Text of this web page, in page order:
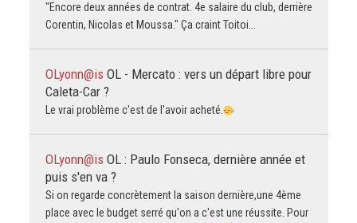
"Encore deux années de contrat. 4e salaire du club, derrière
Corentin, Nicolas et Moussa." Ça craint Toitoi...
OLyonn@is OL - Mercato : vers un départ libre pour
Caleta-Car ?
Le vrai problème c'est de l'avoir acheté.
OLyonn@is OL : Paulo Fonseca, dernière année et
puis s'en va ?
Si on regarde concrètement la saison dernière,une 4ème
place avec le budget serré qu'on a c'est une réussite. Pour